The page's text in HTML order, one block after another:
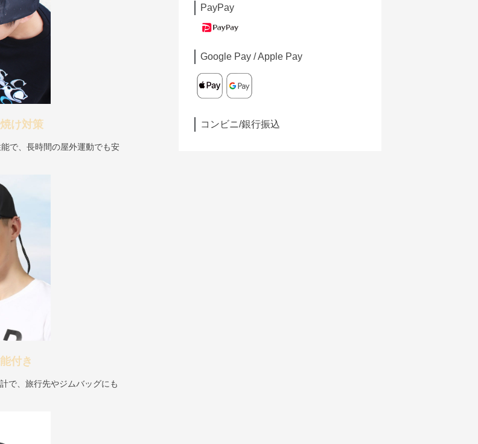
け対策
で、長時間の屋外運動でも安
付き
で、旅行先やジムバッグにも
PayPay
Google Pay / Apple Pay
コンビニ/銀行振込